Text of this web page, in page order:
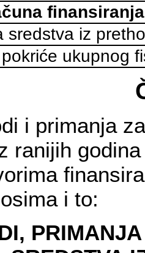
sredstva iz
ukupnog
i primanja
ranijih
i to: